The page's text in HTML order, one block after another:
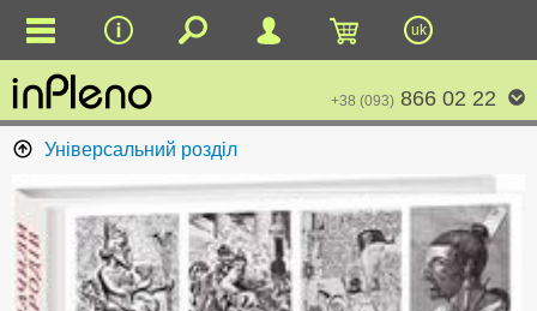
uk
+38 (093) 866 02 22
Універсальний розділ